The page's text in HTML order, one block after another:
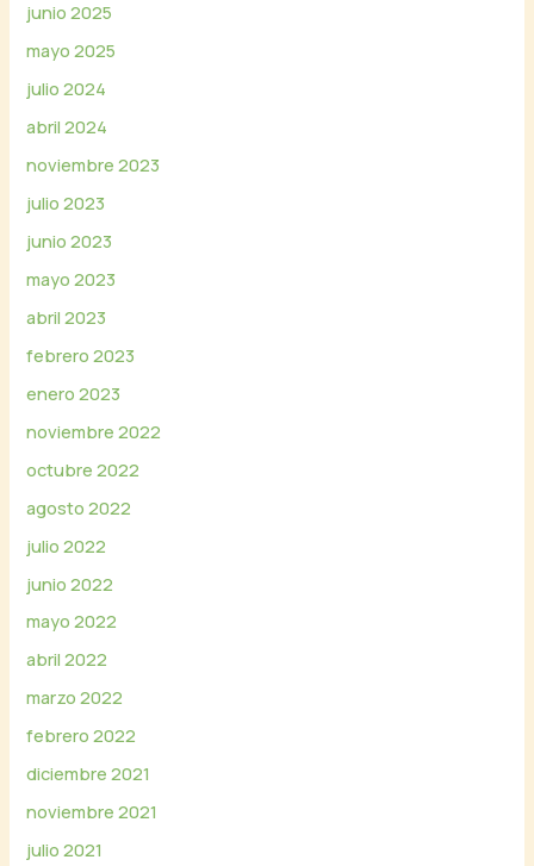
junio 2025
mayo 2025
julio 2024
abril 2024
noviembre 2023
julio 2023
junio 2023
mayo 2023
abril 2023
febrero 2023
enero 2023
noviembre 2022
octubre 2022
agosto 2022
julio 2022
junio 2022
mayo 2022
abril 2022
marzo 2022
febrero 2022
diciembre 2021
noviembre 2021
julio 2021